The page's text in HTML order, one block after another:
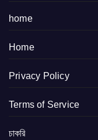
home
Home
Privacy Policy
Terms of Service
চাকরি